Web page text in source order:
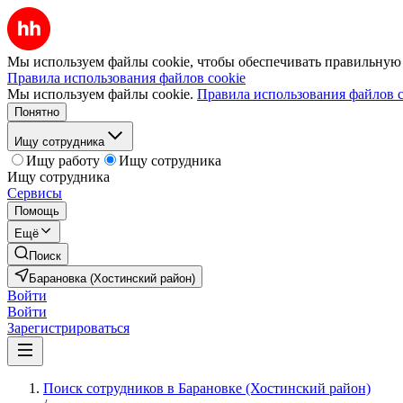
Мы используем файлы cookie, чтобы обеспечивать правильную
Правила использования файлов cookie
Мы используем файлы cookie. Правила использования файлов
Понятно
Ищу сотрудника
Ищу работу
Ищу сотрудника
Ищу сотрудника
Сервисы
Помощь
Ещё
Поиск
Барановка (Хостинский район)
Войти
Войти
Зарегистрироваться
Поиск сотрудников в Барановке (Хостинский район)